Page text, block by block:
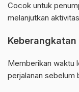
Cocok untuk
melanjutkan
Memberikan waktu
perjalanan sebelum